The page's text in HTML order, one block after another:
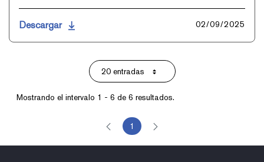
Descargar 02/09/2025
20 entradasPor página
Mostrando el intervalo 1 - 6 de 6 resultados.
Página
1